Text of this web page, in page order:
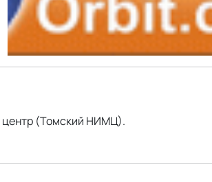
центр (Томский НИМЦ).